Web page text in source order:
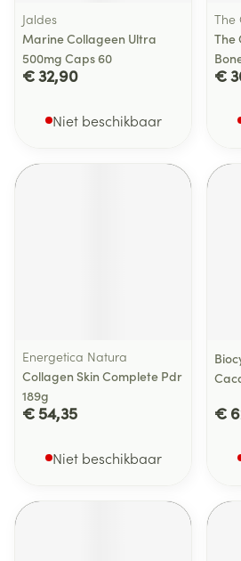
Jaldes
Marine Collageen Ultra
500mg Caps 60
€ 32,90
Niet beschikbaar
The
The
€
Energetica Natura
Collagen Skin Complete Pdr
189g
€ 54,35
Niet beschikbaar
€